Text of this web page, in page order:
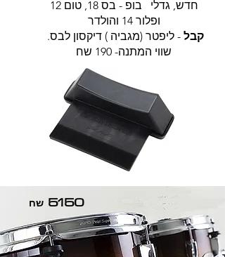
חדש, גדלי בופ - בס 18, טום 12
ופלור 14 והולדר
.
קבל - ליפטר (מגביה ) דיקסון לבס
שווי המתנה- 190 שח
5150 שח